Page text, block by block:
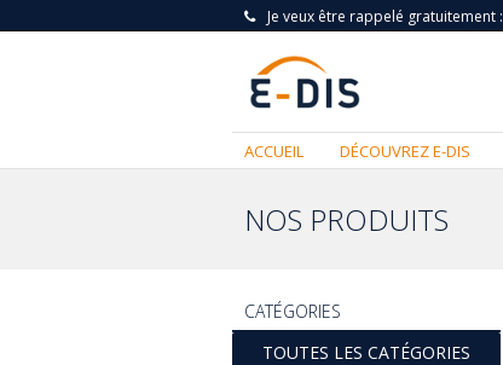
Je veux être rappelé gratuitement :
ACCUEIL DÉCOUVREZ E-DIS
NOS PRODUITS
CATÉGORIES
TOUTES LES CATÉGORIES